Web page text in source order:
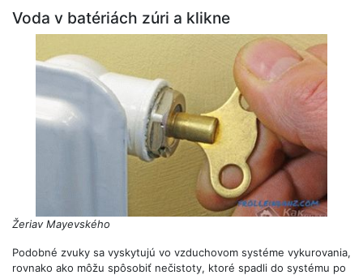
Voda v batériách zúri a klikne
Žeriav Mayevského
Podobné zvuky sa vyskytujú vo vzduchovom systéme vykurovania,
rovnako ako môžu spôsobiť nečistoty, ktoré spadli do systému po